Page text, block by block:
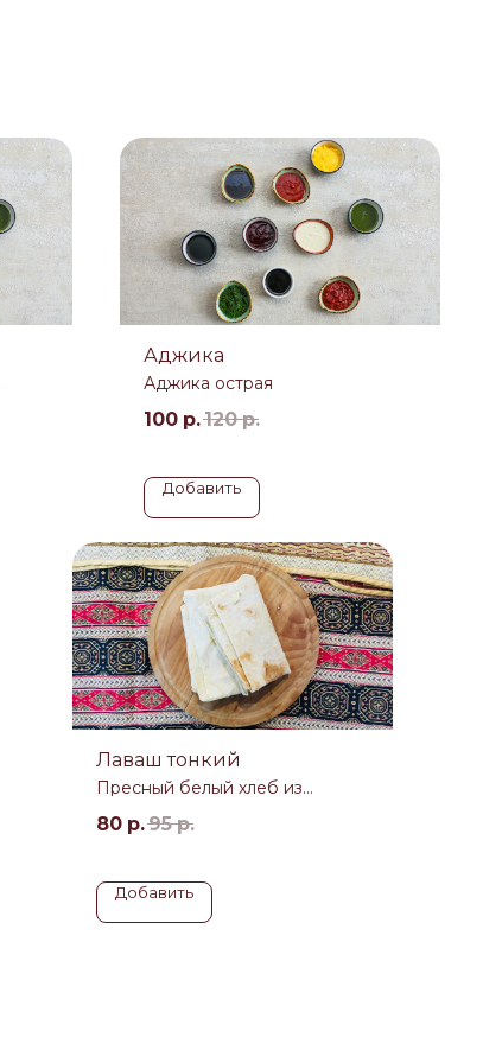
Аджика
Аджика острая
100 р.120 р.
Добавить
Лаваш тонкий
Пресный белый хлеб из
80 р.95 р.
Добавить